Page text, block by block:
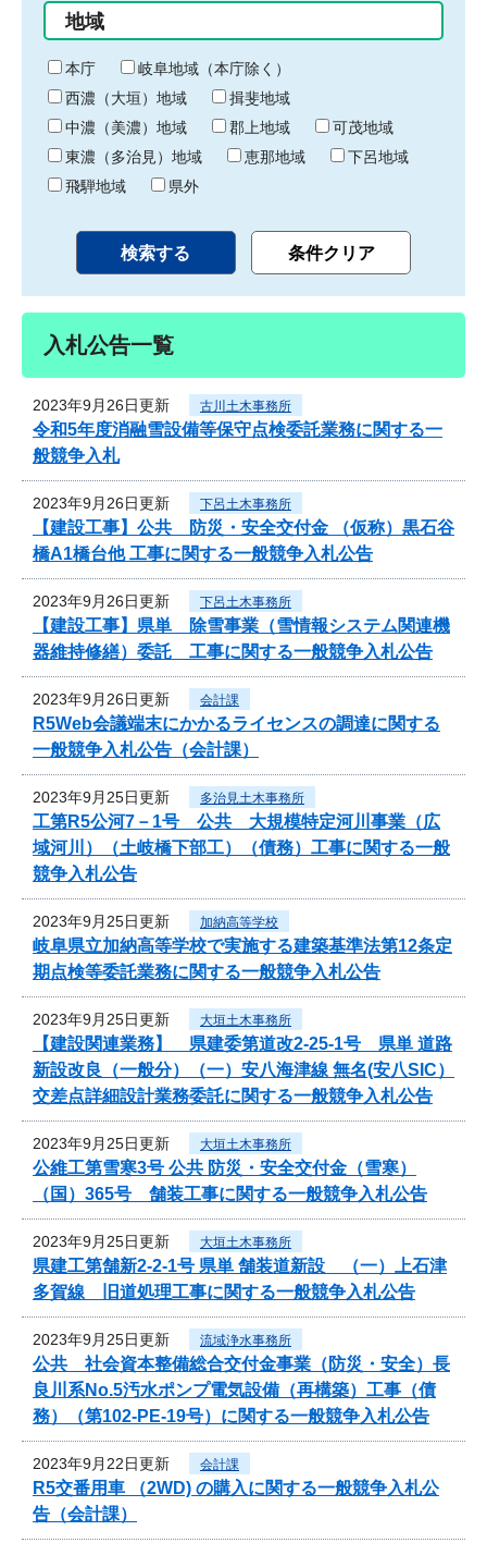
り
終
わ
り
地域
本庁
岐阜地域（本庁除く）
西濃（大垣）地域
揖斐地域
中濃（美濃）地域
郡上地域
可茂地域
東濃（多治見）地域
恵那地域
下呂地域
飛騨地域
県外
入札公告一覧
2023年9月26日更新 古川土木事務所
令和5年度消融雪設備等保守点検委託業務に関する一
般競争入札
2023年9月26日更新 下呂土木事務所
【建設工事】公共 防災・安全交付金 （仮称）黒石谷
橋A1橋台他 工事に関する一般競争入札公告
2023年9月26日更新 下呂土木事務所
【建設工事】県単 除雪事業（雪情報システム関連機
器維持修繕）委託 工事に関する一般競争入札公告
2023年9月26日更新 会計課
R5Web会議端末にかかるライセンスの調達に関する
一般競争入札公告（会計課）
2023年9月25日更新 多治見土木事務所
工第R5公河7－1号 公共 大規模特定河川事業（広
域河川）（土岐橋下部工）（債務）工事に関する一般
競争入札公告
2023年9月25日更新 加納高等学校
岐阜県立加納高等学校で実施する建築基準法第12条定
期点検等委託業務に関する一般競争入札公告
2023年9月25日更新 大垣土木事務所
【建設関連業務】 県建委第道改2-25-1号 県単 道路
新設改良（一般分）（一）安八海津線 無名(安八SIC）
交差点詳細設計業務委託に関する一般競争入札公告
2023年9月25日更新 大垣土木事務所
公維工第雪寒3号 公共 防災・安全交付金（雪寒）
（国）365号 舗装工事に関する一般競争入札公告
2023年9月25日更新 大垣土木事務所
県建工第舗新2-2-1号 県単 舗装道新設 （一）上石津
多賀線 旧道処理工事に関する一般競争入札公告
2023年9月25日更新 流域浄水事務所
公共 社会資本整備総合交付金事業（防災・安全）長
良川系No.5汚水ポンプ電気設備（再構築）工事（債
務）（第102-PE-19号）に関する一般競争入札公告
2023年9月22日更新 会計課
R5交番用車 （2WD) の購入に関する一般競争入札公
告（会計課）